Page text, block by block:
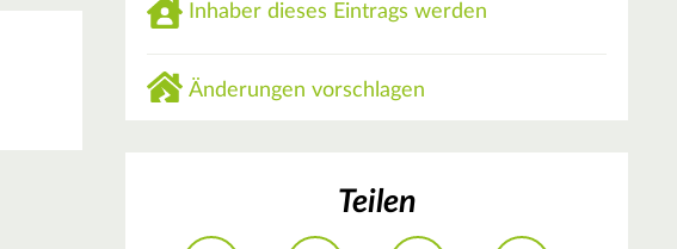
Inhaber dieses Eintrags werden
Änderungen vorschlagen
Teilen